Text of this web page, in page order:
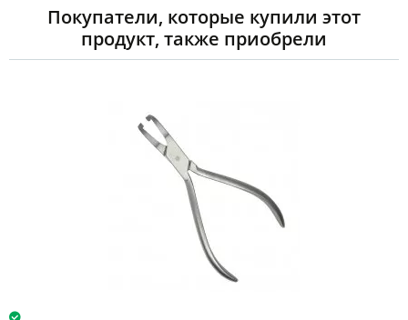
Покупатели, которые купили этот
продукт, также приобрели